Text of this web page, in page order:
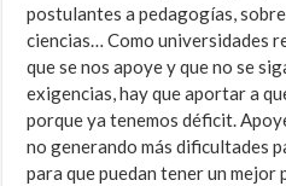
postulantes a pedagogías,
ciencias… Como universidades
que se nos apoye y que no se
exigencias, hay que aportar a
porque ya tenemos déficit.
no generando más dificultades
para que puedan tener un